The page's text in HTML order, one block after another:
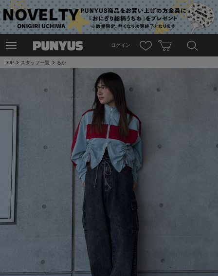
ログイン
TOP スタッフ一覧 るか